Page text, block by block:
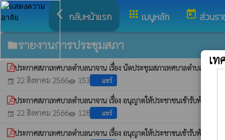
arrow_back_ios กลับหน้าแรก apps เมนูหลัก today ส่วนร
folderรายงานการประชุมสภา
ประกาศสภาเทศบาลตำบลนาจาน เรื่อง นัดประชุมสภาเทศบาลตำบลนาจ
event 22 สิงหาคม 2566visibility 153 แชร์
ประกาศสภาเทศบาลตำบลนาจาน เรื่อง อนุญาตให้ประชาชนเข้ารับฟังกา
event 22 สิงหาคม 2566visibility 128 แชร์
ประกาศสภาเทศบาลตำบลนาจาน เรื่อง อนุญาตให้ประชาขนเข้ารับฟังกา
เ